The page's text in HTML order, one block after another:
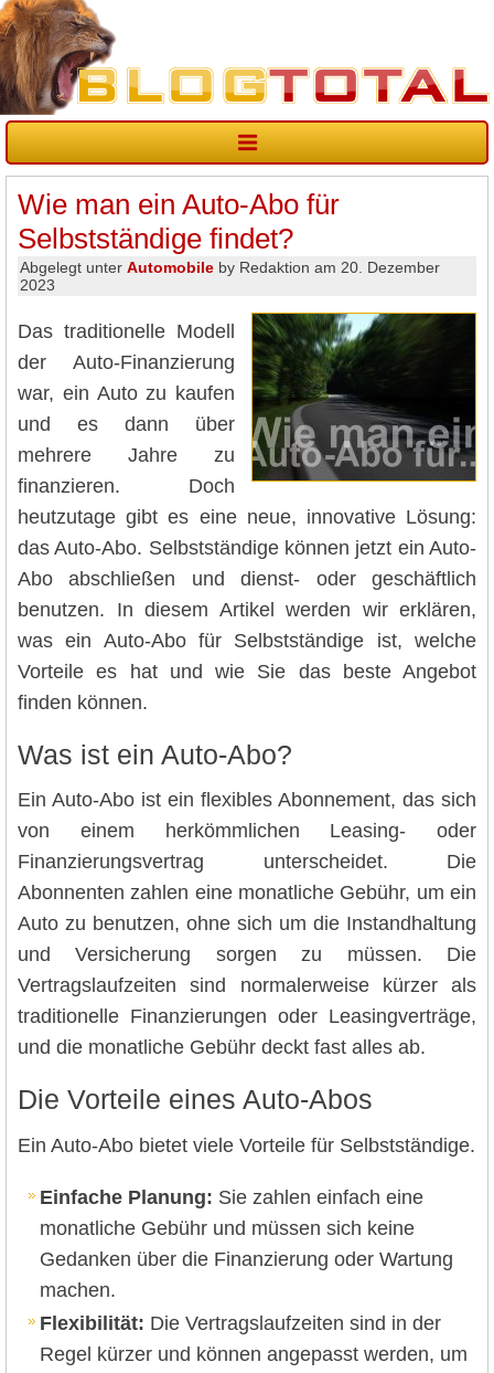
Wie man ein Auto-Abo für
Selbstständige findet?
Abgelegt unter Automobile by Redaktion am 20. Dezember
2023
Das traditionelle Modell
der Auto-Finanzierung
war, ein Auto zu kaufen
und es dann über
mehrere Jahre zu
finanzieren. Doch
heutzutage gibt es eine neue, innovative Lösung:
das Auto-Abo. Selbstständige können jetzt ein Auto-
Abo abschließen und dienst- oder geschäftlich
benutzen. In diesem Artikel werden wir erklären,
was ein Auto-Abo für Selbstständige ist, welche
Vorteile es hat und wie Sie das beste Angebot
finden können.
Was ist ein Auto-Abo?
Ein Auto-Abo ist ein flexibles Abonnement, das sich
von einem herkömmlichen Leasing- oder
Finanzierungsvertrag unterscheidet. Die
Abonnenten zahlen eine monatliche Gebühr, um ein
Auto zu benutzen, ohne sich um die Instandhaltung
und Versicherung sorgen zu müssen. Die
Vertragslaufzeiten sind normalerweise kürzer als
traditionelle Finanzierungen oder Leasingverträge,
und die monatliche Gebühr deckt fast alles ab.
Die Vorteile eines Auto-Abos
Ein Auto-Abo bietet viele Vorteile für Selbstständige.
Einfache Planung: Sie zahlen einfach eine
monatliche Gebühr und müssen sich keine
Gedanken über die Finanzierung oder Wartung
machen.
Flexibilität: Die Vertragslaufzeiten sind in der
Regel kürzer und können angepasst werden, um